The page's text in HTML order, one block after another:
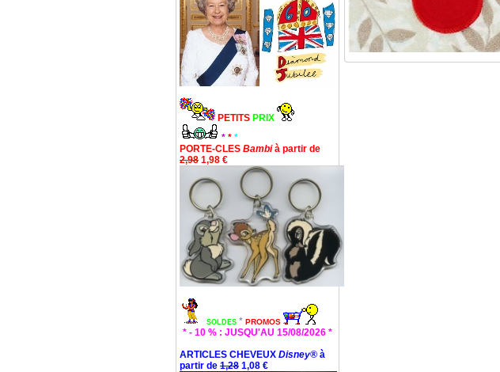
PETITS PRIX
* * *
PORTE-CLES Bambià partir de
2,98 1,98 €
SOLDES * PROMOS
* - 10 % : JUSQU'AU 15/08/2026 *
ARTICLES CHEVEUX Disney® à
partir de 1,28 1,08 €